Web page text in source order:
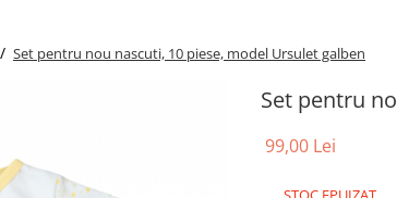
Set pentru nou nascuti, 10 piese, model Ursulet galben
Set pentru
99,00 Lei